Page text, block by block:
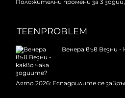
Положителни промени за 3
TEENPROBLEM
Венера във Везни -
Лято 2026: Еспадрилите се